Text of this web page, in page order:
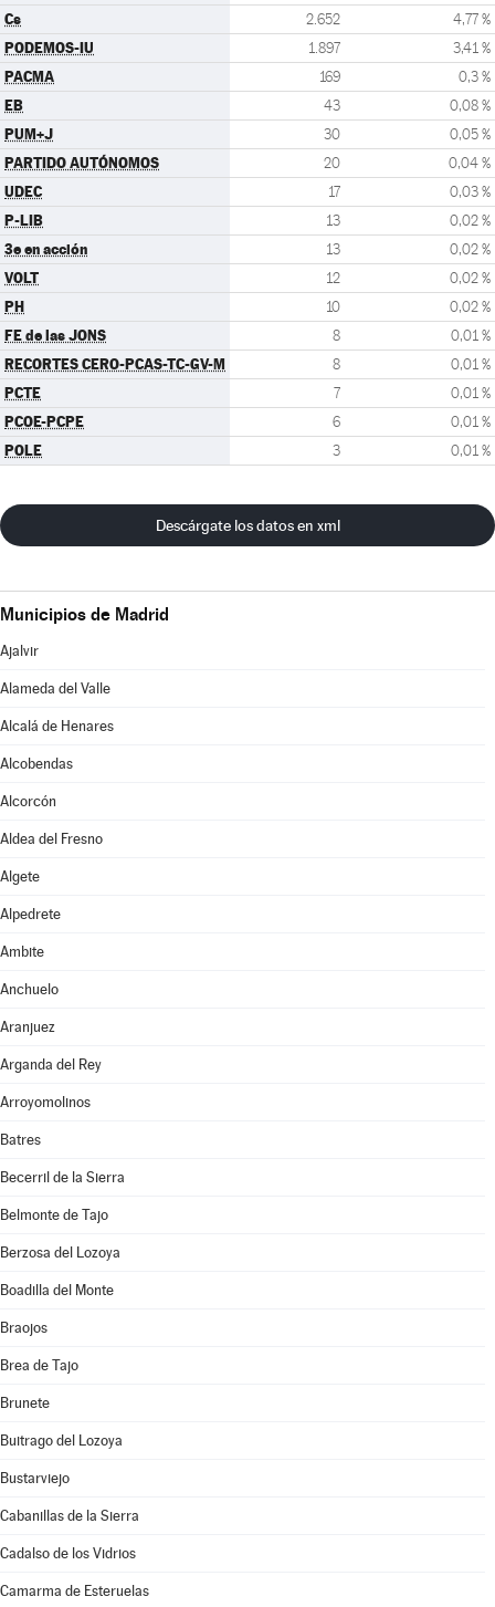
Cs 2.652 4,77 %
PODEMOS-IU 1.897 3,41 %
PACMA 169 0,3 %
EB 43 0,08 %
PUM+J 30 0,05 %
PARTIDO AUTÓNOMOS 20 0,04 %
UDEC 17 0,03 %
P-LIB 13 0,02 %
3e en acción 13 0,02 %
VOLT 12 0,02 %
PH 10 0,02 %
FE de las JONS 8 0,01 %
RECORTES CERO-PCAS-TC-GV-M 8 0,01 %
PCTE 7 0,01 %
PCOE-PCPE 6 0,01 %
POLE 3 0,01 %
Descárgate los datos en xml
Municipios de Madrid
Ajalvir
Alameda del Valle
Alcalá de Henares
Alcobendas
Alcorcón
Aldea del Fresno
Algete
Alpedrete
Ambite
Anchuelo
Aranjuez
Arganda del Rey
Arroyomolinos
Batres
Becerril de la Sierra
Belmonte de Tajo
Berzosa del Lozoya
Boadilla del Monte
Braojos
Brea de Tajo
Brunete
Buitrago del Lozoya
Bustarviejo
Cabanillas de la Sierra
Cadalso de los Vidrios
Camarma de Esteruelas